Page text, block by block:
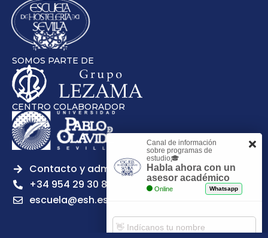
SOMOS PARTE DE
CENTRO COLABORADOR
Contacto y admisiones
+34 954 29 30 81
escuela@esh.es
Canal de información
sobre programas de
estudio🎓
Habla ahora con un
asesor académico
Online Whatsapp